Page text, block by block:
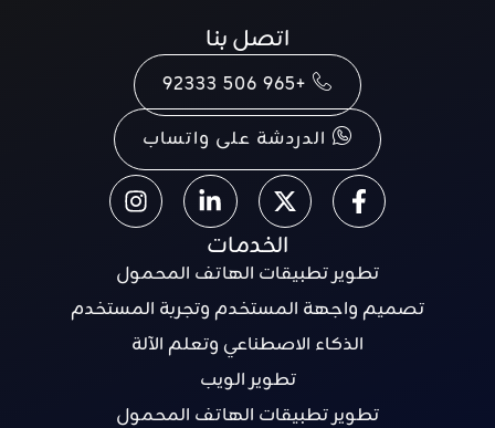
اتصل بنا
+965 506 92333
الدردشة على واتساب
الخدمات
تطوير تطبيقات الهاتف المحمول
تصميم واجهة المستخدم وتجربة المستخدم
الذكاء الاصطناعي وتعلم الآلة
تطوير الويب
تطوير تطبيقات الهاتف المحمول